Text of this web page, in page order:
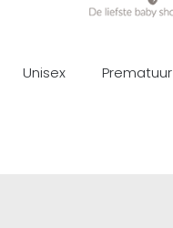
Unisex Prematuur